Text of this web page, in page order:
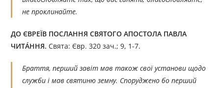
не проклинайте.
ДО ЄВРЕЇВ ПОСЛАННЯ СВЯТОГО АПОСТОЛА ПАВЛА
ЧИТÁННЯ. Свята: Євр. 320 зач.; 9, 1-7.
Браття, перший завіт мав також свої установи щодо
служби і мав святиню земну. Споруджено бо перший